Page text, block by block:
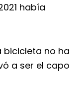
había
bicicleta no ha
a ser el capo